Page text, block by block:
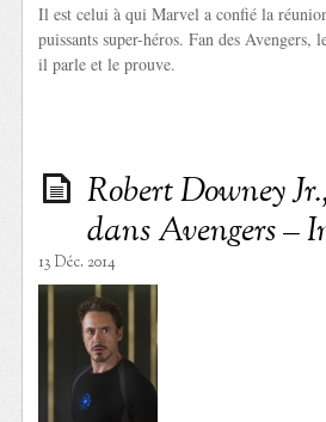
Il est celui à qui Marvel a confié la
puissants super-héros. Fan des Avengers,
il parle et le prouve.
Robert Downey
dans Avengers –
13 Déc. 2014